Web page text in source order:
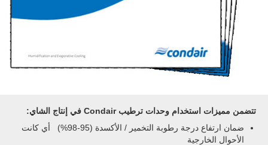
تتضمن مميزات استخدام وحدات ترطيب Condair في إنتاج الشاي:
ضمان ارتفاع درجة رطوبة التخمير / الأكسدة (95-98%) أي كانت
الأحوال الخارجية